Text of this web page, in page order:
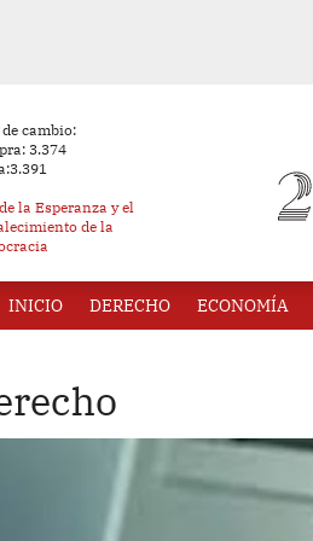
cambio:
3.374
la Esperanza y el
de la
INICIO DERECHO ECONOMÍA